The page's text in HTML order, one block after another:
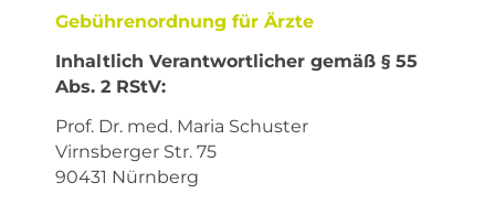
Gebührenordnung für Ärzte
Inhaltlich Verantwortlicher gemäß § 55
Abs. 2 RStV:
Prof. Dr. med. Maria Schuster
Virnsberger Str. 75
90431 Nürnberg